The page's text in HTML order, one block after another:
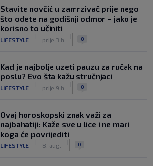
Stavite novčić u zamrzivač prije nego
što odete na godišnji odmor – jako je
korisno to učiniti
LIFESTYLE prije 3 h 0
Kad je najbolje uzeti pauzu za ručak na
poslu? Evo šta kažu stručnjaci
LIFESTYLE prije 9 h 0
Ovaj horoskopski znak važi za
najbahatiji: Kaže sve u lice i ne mari
koga će povrijediti
LIFESTYLE 8. aug. 0